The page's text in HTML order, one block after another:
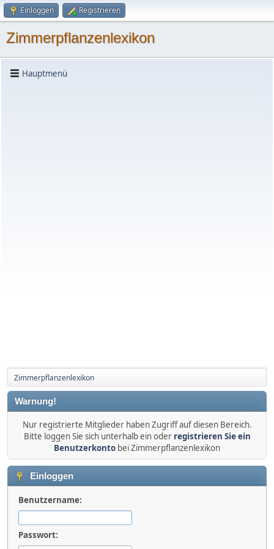
Einloggen Registrieren
Zimmerpflanzenlexikon
Hauptmenü
Zimmerpflanzenlexikon
Warnung!
Nur registrierte Mitglieder haben Zugriff auf diesen Bereich.
Bitte loggen Sie sich unterhalb ein oder registrieren Sie ein
Benutzerkonto bei Zimmerpflanzenlexikon
Einloggen
Benutzername:
Passwort: